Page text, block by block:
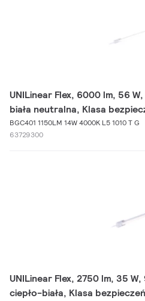
UNILinear Flex, 6000 lm, 56
biała neutralna, Klasa
BGC401 1150LM 14W 4000K L5 1010 T G
63729300
UNILinear Flex, 2750 lm, 35
ciepło-biała, Klasa